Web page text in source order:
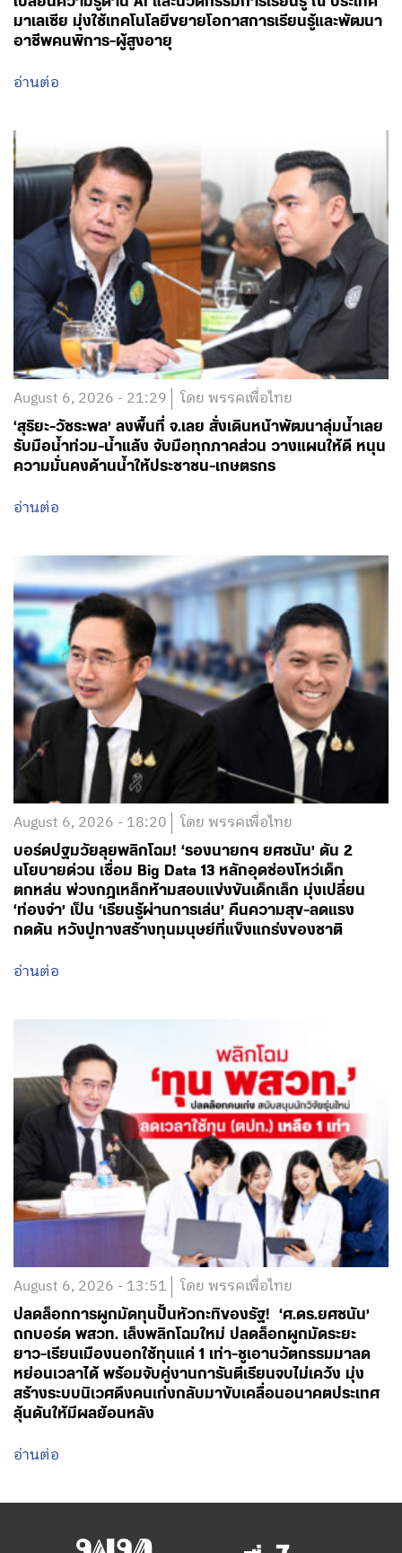
August 6, 2026 - 21:29 โดย พรรคเพื่อไทย
‘สุริยะ-วัชระพล’ ลงพื้นที่ จ.เลย สั่งเดินหน้าพัฒนาลุ่มน้ำเลย
รับมือน้ำท่วม-น้ำแล้ง จับมือทุกภาคส่วน วางแผนให้ดี หนุน
ความมั่นคงด้านน้ำให้ประชาชน-เกษตรกร
อ่านต่อ
August 6, 2026 - 18:20 โดย พรรคเพื่อไทย
บอร์ดปฐมวัยลุยพลิกโฉม! ‘รองนายกฯ ยศชนัน’ ดัน 2
นโยบายด่วน เชื่อม Big Data 13 หลักอุดช่องโหว่เด็ก
ตกหล่น พ่วงกฎเหล็กห้ามสอบแข่งขันเด็กเล็ก มุ่งเปลี่ยน
‘ท่องจำ’ เป็น ‘เรียนรู้ผ่านการเล่น’ คืนความสุข-ลดแรง
กดดัน หวังปูทางสร้างทุนมนุษย์ที่แข็งแกร่งของชาติ
อ่านต่อ
August 6, 2026 - 13:51 โดย พรรคเพื่อไทย
ปลดล็อกการผูกมัดทุนปั้นหัวกะทิของรัฐ! ‘ศ.ดร.ยศชนัน’
ถกบอร์ด พสวท. เล็งพลิกโฉมใหม่ ปลดล็อกผูกมัดระยะ
ยาว-เรียนเมืองนอกใช้ทุนแค่ 1 เท่า-ชูเอานวัตกรรมมาลด
หย่อนเวลาได้ พร้อมจับคู่งานการันตีเรียนจบไม่เคว้ง มุ่ง
สร้างระบบนิเวศดึงคนเก่งกลับมาขับเคลื่อนอนาคตประเทศ
ลุ้นดันให้มีผลย้อนหลัง
อ่านต่อ